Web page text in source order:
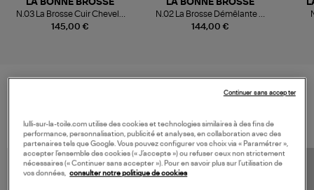
145,00 €
LA BONNE BROSSE
N.03 La Brosse Cuir Chevelu
Sensible l'Indispensable
144,00 €
LA BONNE BROSSE
N.02 La Brosse Démêlante &
Soin l'Indispensable Blanc
lulli-sur-la-toile.com utilise des cookies et technologies similaires à des fins de
performance, personnalisation, publicité et analyses, en collaboration avec des
partenaires tels que Google. Vous pouvez configurer vos choix via « Paramétrer »,
accepter l’ensemble des cookies (« J’accepte ») ou refuser ceux non strictement
nécessaires (« Continuer sans accepter »). Pour en savoir plus sur l’utilisation de
vos données, consulter notre politique de cookies
Continuer sans accepter